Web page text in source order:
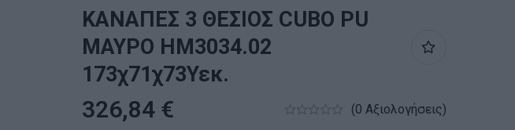
ΚΑΝΑΠΕΣ 3 ΘΕΣΙΟΣ CUBO PU
ΜΑΥΡΟ HM3034.02
173χ71χ73Υεκ.
326,84 € (0 Αξιολογήσεις)